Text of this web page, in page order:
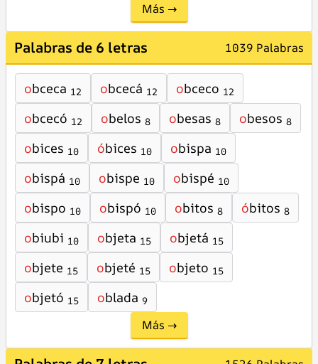
Más →
Palabras de 6 letras 1039 Palabras
obceca 12 obcecá 12 obceco 12
obcecó 12 obelos 8 obesas 8 obesos 8
obices 10 óbices 10 obispa 10
obispá 10 obispe 10 obispé 10
obispo 10 obispó 10 obitos 8 óbitos 8
obiubi 10 objeta 15 objetá 15
objete 15 objeté 15 objeto 15
objetó 15 oblada 9
Más →